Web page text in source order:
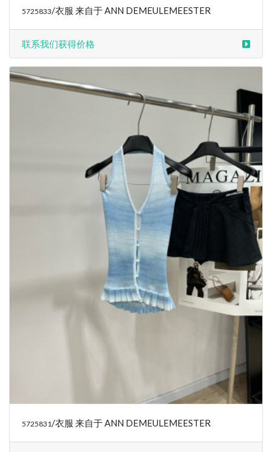
5725833/衣服 来自于 ANN DEMEULEMEESTER
联系我们获得价格
5725831/衣服 来自于 ANN DEMEULEMEESTER